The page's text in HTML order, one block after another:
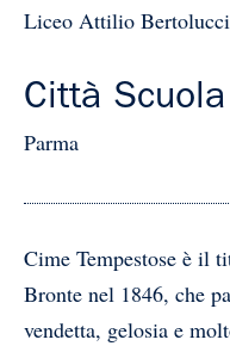
Liceo Attilio Bertolucci
Città Scuola
Parma
Cime Tempestose è il
Bronte nel 1846, che
vendetta, gelosia e